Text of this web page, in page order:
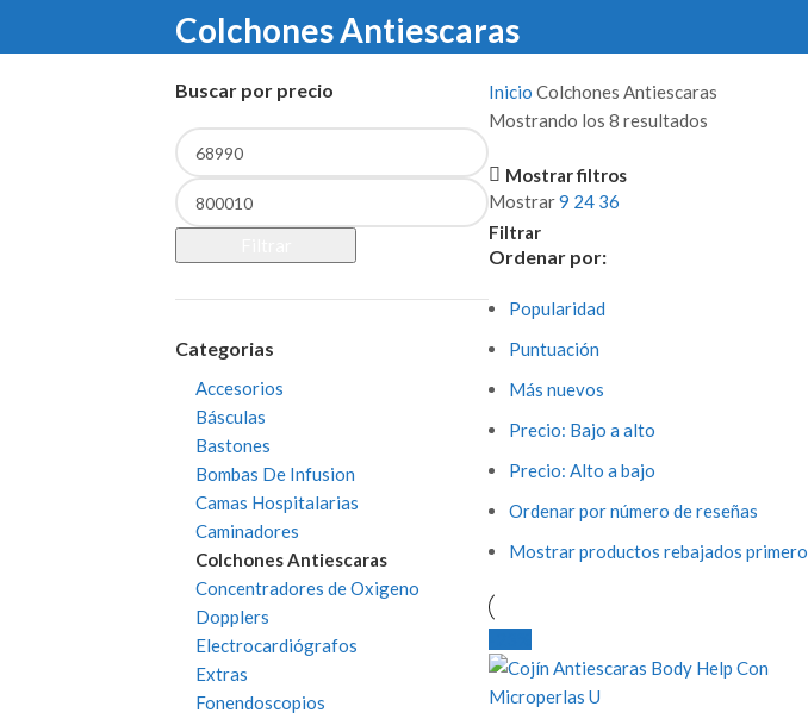
Colchones Antiescaras
Buscar por precio
Precio
mínimo
Precio
máximo
Categorias
Accesorios
Básculas
Bastones
Bombas De Infusion
Camas Hospitalarias
Caminadores
Colchones Antiescaras
Concentradores de Oxigeno
Dopplers
Electrocardiógrafos
Extras
Fonendoscopios
Inicio Colchones Antiescaras
Mostrando los 8 resultados
Mostrar filtros
Mostrar9 24 36
Filtrar
Ordenar por:
Popularidad
Puntuación
Más nuevos
Precio: Bajo a alto
Precio: Alto a bajo
Ordenar por número de reseñas
Mostrar productos rebajados primero